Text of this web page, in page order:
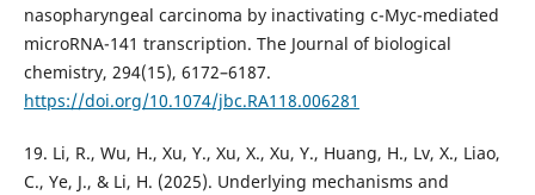
nasopharyngeal carcinoma by inactivating c-Myc-mediated
microRNA-141 transcription. The Journal of biological
chemistry, 294(15), 6172–6187.
https://doi.org/10.1074/jbc.RA118.006281
19. Li, R., Wu, H., Xu, Y., Xu, X., Xu, Y., Huang, H., Lv, X., Liao,
C., Ye, J., & Li, H. (2025). Underlying mechanisms and